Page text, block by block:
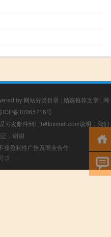
by 网站分类目录 | 精选推荐文章 | 网
ICP备10065716号
可发邮件到f_fb#foxmail.com说明，我们
，谢谢
接盈利性广告及商业合作
孩